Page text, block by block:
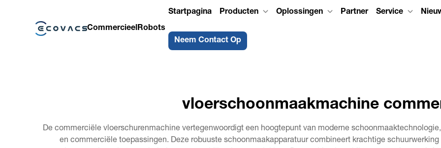
CommercieelRobots
Startpagina Producten Oplossingen Partner Service
Neem Contact Op
vloerschoonmaakmachine
De commerciële vloerschurenmachine vertegenwoordigt een hoogtepunt van moderne
en commerciële toepassingen. Deze robuuste schoonmaakapparatuur combineert krachtige